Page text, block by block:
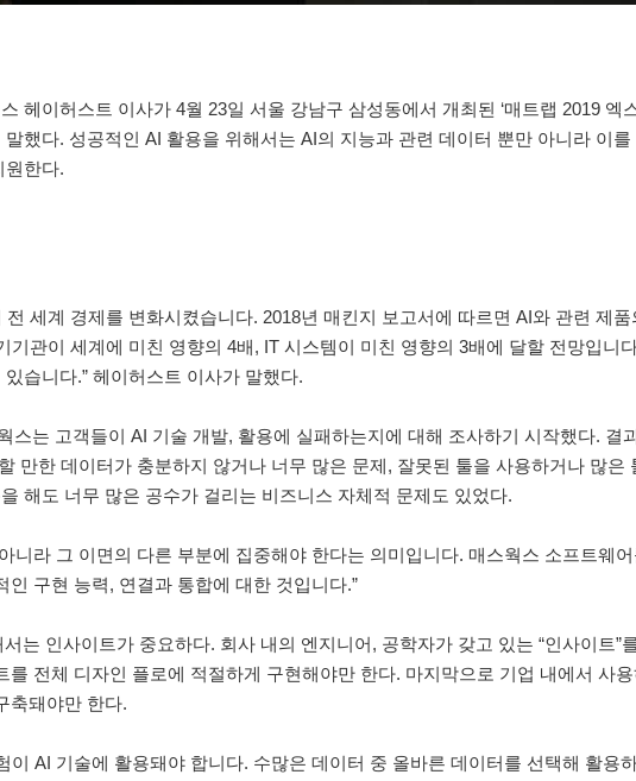
헤이허스트 이사가 4월 23일 서울 강남구 삼성동에서 개최된 ‘매트랩 2019 엑
했다. 성공적인 AI 활용을 위해서는 AI의 지능과 관련 데이터 뿐만 아니라 이
원한다.
전 세계 경제를 변화시켰습니다. 2018년 매킨지 보고서에 따르면 AI와 관련 제
기관이 세계에 미친 영향의 4배, IT 시스템이 미친 영향의 3배에 달할 전망입니
습니다.” 헤이허스트 이사가 말했다.
스는 고객들이 AI 기술 개발, 활용에 실패하는지에 대해 조사하기 시작했다. 결
만한 데이터가 충분하지 않거나 너무 많은 문제, 잘못된 툴을 사용하거나 많은
해도 너무 많은 공수가 걸리는 비즈니스 자체적 문제도 있었다.
니라 그 이면의 다른 부분에 집중해야 한다는 의미입니다. 매스웍스 소프트웨
인 구현 능력, 연결과 통합에 대한 것입니다.”
는 인사이트가 중요하다. 회사 내의 엔지니어, 공학자가 갖고 있는 “인사이트”
를 전체 디자인 플로에 적절하게 구현해야만 한다. 마지막으로 기업 내에서 사
축돼야만 한다.
이 AI 기술에 활용돼야 합니다. 수많은 데이터 중 올바른 데이터를 선택해 활용